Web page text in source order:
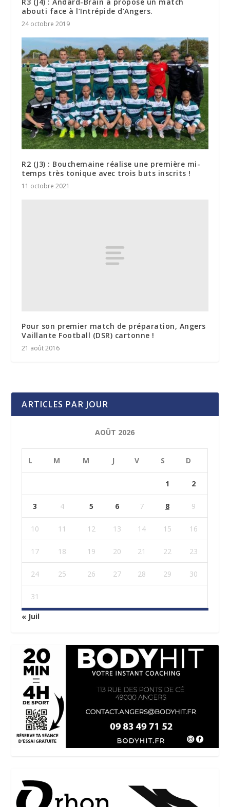
abouti face à l’Intrépide d’Angers.
24 octobre 2019
R2 (J3) : Bouchemaine réalise une première mi-
temps très tonique avec trois buts inscrits !
11 octobre 2021
Pour son premier match de préparation, Angers
Vaillante Football (DSR) cartonne !
21 août 2016
ARTICLES PAR JOUR
AOÛT 2026
L M M J V S D
1 2
3 4 5 6 7 8 9
10 11 12 13 14 15 16
17 18 19 20 21 22 23
24 25 26 27 28 29 30
31
« Juil